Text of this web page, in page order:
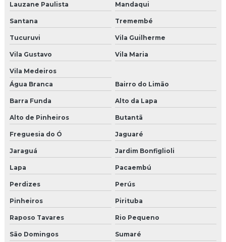
Jateamento abrasivo com granalha de aço
Jateamento com granalha
Jateamento com granalha de aço inox
Jateamento com granalha inox
Jateamento shot peening
Materiais para jateamento
Microesfera de vidro
Microesfera de vidro para jateamento
Microesfera de vidro para jateamento preço
Microesfera de vidro preço
Lauzane Paulista Mandaqui
Santana Tremembé
Tucuruvi Vila Guilherme
Vila Gustavo Vila Maria
Vila Medeiros
Água Branca
Bairro do Limão
Barra Funda Alto da Lapa
Alto de Pinheiros Butantã
Freguesia do Ó Jaguaré
Jaraguá Jardim Bonfiglioli
Lapa Pacaembú
Perdizes Perús
Pinheiros Pirituba
Raposo Tavares Rio Pequeno
São Domingos Sumaré